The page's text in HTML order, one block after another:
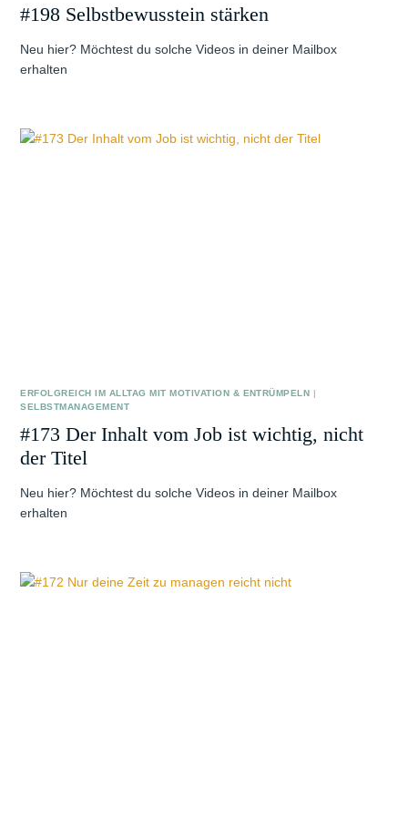
#198 Selbstbewusstein stärken
Neu hier? Möchtest du solche Videos in deiner Mailbox
erhalten
ERFOLGREICH IM ALLTAG MIT MOTIVATION & ENTRÜMPELN |
SELBSTMANAGEMENT
#173 Der Inhalt vom Job ist wichtig, nicht
der Titel
Neu hier? Möchtest du solche Videos in deiner Mailbox
erhalten